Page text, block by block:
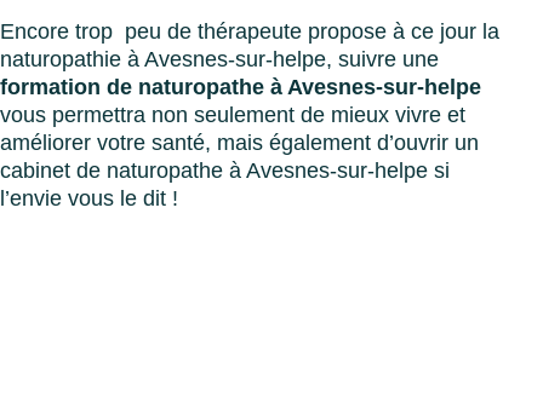
Encore trop peu de thérapeute propose à ce jour la
naturopathie à Avesnes-sur-helpe, suivre une
formation de naturopathe à Avesnes-sur-helpe
vous permettra non seulement de mieux vivre et
améliorer votre santé, mais également d’ouvrir un
cabinet de naturopathe à Avesnes-sur-helpe si
l’envie vous le dit !